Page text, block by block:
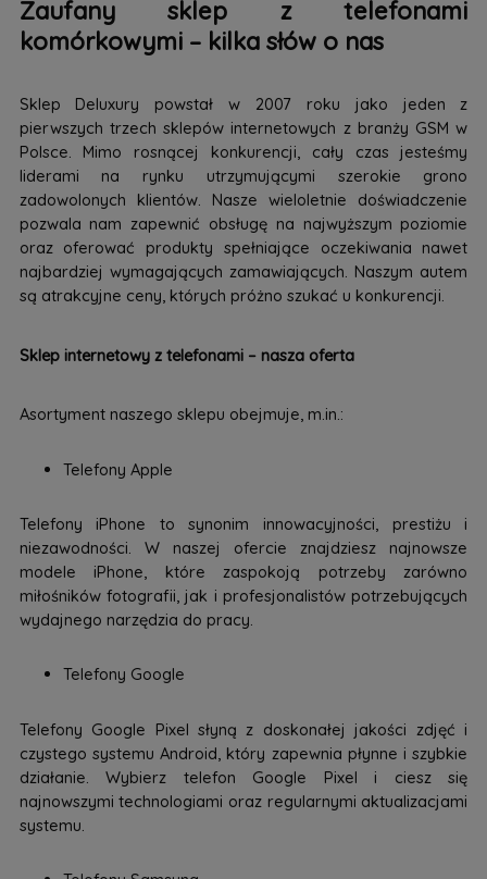
Zaufany sklep z telefonami
komórkowymi – kilka słów o nas
Sklep Deluxury powstał w 2007 roku jako jeden z
pierwszych trzech sklepów internetowych z branży GSM w
Polsce. Mimo rosnącej konkurencji, cały czas jesteśmy
liderami na rynku utrzymującymi szerokie grono
zadowolonych klientów. Nasze wieloletnie doświadczenie
pozwala nam zapewnić obsługę na najwyższym poziomie
oraz oferować produkty spełniające oczekiwania nawet
najbardziej wymagających zamawiających. Naszym autem
są atrakcyjne ceny, których próżno szukać u konkurencji.
Sklep internetowy z telefonami – nasza oferta
Asortyment naszego sklepu obejmuje, m.in.:
Telefony Apple
Telefony iPhone to synonim innowacyjności, prestiżu i
niezawodności. W naszej ofercie znajdziesz najnowsze
modele iPhone, które zaspokoją potrzeby zarówno
miłośników fotografii, jak i profesjonalistów potrzebujących
wydajnego narzędzia do pracy.
Telefony Google
Telefony Google Pixel słyną z doskonałej jakości zdjęć i
czystego systemu Android, który zapewnia płynne i szybkie
działanie. Wybierz telefon Google Pixel i ciesz się
najnowszymi technologiami oraz regularnymi aktualizacjami
systemu.